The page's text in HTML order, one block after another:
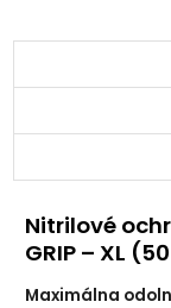
Nitrilové
GRIP – XL
Maximálna